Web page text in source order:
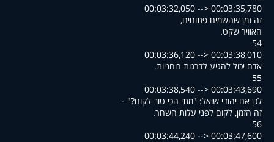
00:03:32,050 --> 00:03:35,780
,זה זמן שהשמים פתוחים
.האוויר שקט
54
00:03:36,120 --> 00:03:38,010
.אדם יכול להגיע לדרגות רוחניות
55
00:03:38,540 --> 00:03:43,690
- "?לכן אם יהודי שואל: "מתי הכי טוב לקום
.זה הזמן, לקום לפני עלות השחר
56
00:03:44,240 --> 00:03:47,600